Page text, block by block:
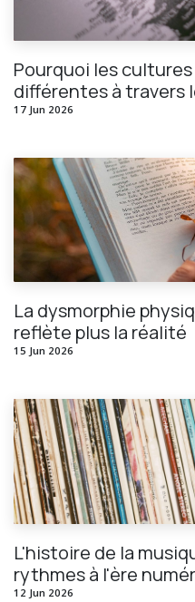
Pourquoi les
différentes à travers
17 Jun 2026
La dysmorphie
reflète plus la réalité
15 Jun 2026
L'histoire de la
rythmes à l'ère
12 Jun 2026